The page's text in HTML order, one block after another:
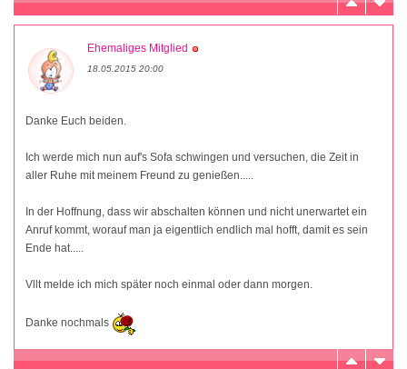
Ehemaliges Mitglied
18.05.2015 20:00
Danke Euch beiden.
Ich werde mich nun auf's Sofa schwingen und versuchen, die Zeit in
aller Ruhe mit meinem Freund zu genießen.....
In der Hoffnung, dass wir abschalten können und nicht unerwartet ein
Anruf kommt, worauf man ja eigentlich endlich mal hofft, damit es sein
Ende hat.....
Vllt melde ich mich später noch einmal oder dann morgen.
Danke nochmals